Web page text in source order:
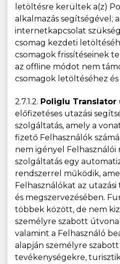
letöltésre kerültek a(z)
alkalmazás segítségével;
internetkapcsolat
csomag kezdeti
csomagok frissítéseinek
az offline módot nem
csomagok letöltéséhez
2.7.1.2. Poliglu Translator
előfizetéses utazási
szolgáltatás, amely a
fizető Felhasználók
nem igényel Felhasználói
szolgáltatás egy
rendszerrel működik,
Felhasználókat az
és megszervezésében.
többek között, de nem
személyre szabott
valamint a Felhasználó
alapján személyre
tevékenységekre,